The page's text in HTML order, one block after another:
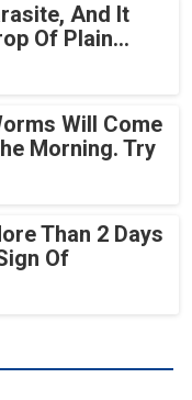
And It
Of Plain...
Will Come
Morning. Try
Than 2 Days
Of